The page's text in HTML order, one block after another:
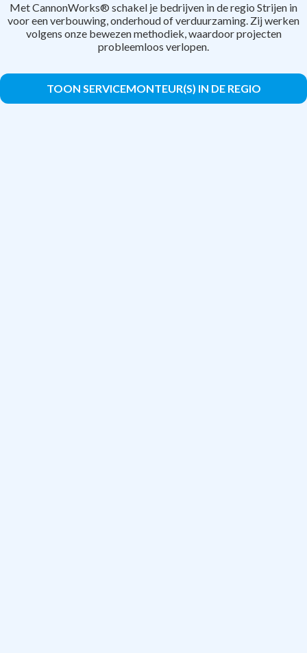
Met CannonWorks® schakel je bedrijven in de regio Strijen in
voor een verbouwing, onderhoud of verduurzaming. Zij werken
volgens onze bewezen methodiek, waardoor projecten
probleemloos verlopen.
TOON SERVICEMONTEUR(S) IN DE REGIO